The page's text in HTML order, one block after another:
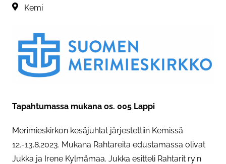
Sijainti:
Kemi
Tapahtumassa mukana os. 005 Lappi
Merimieskirkon kesäjuhlat järjestettiin Kemissä
12.-13.8.2023. Mukana Rahtareita edustamassa olivat
Jukka ja Irene Kylmämaa. Jukka esitteli Rahtarit ry:n